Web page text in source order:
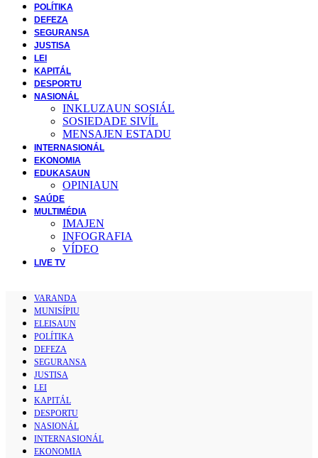
POLÍTIKA
DEFEZA
SEGURANSA
JUSTISA
LEI
KAPITÁL
DESPORTU
NASIONÁL
INKLUZAUN SOSIÁL
SOSIEDADE SIVĺL
MENSAJEN ESTADU
INTERNASIONÁL
EKONOMIA
EDUKASAUN
OPINIAUN
SAÚDE
MULTIMÉDIA
IMAJEN
INFOGRAFIA
VÍDEO
LIVE TV
VARANDA
MUNISÍPIU
ELEISAUN
POLÍTIKA
DEFEZA
SEGURANSA
JUSTISA
LEI
KAPITÁL
DESPORTU
NASIONÁL
INTERNASIONÁL
EKONOMIA